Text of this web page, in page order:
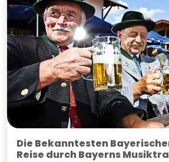
Die Bekanntesten
Reise durch Bayerns